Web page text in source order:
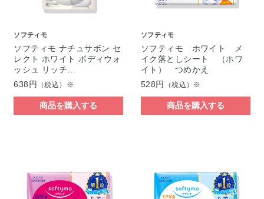
ソフティモ
ソフティモ ナチュサボン セ
レクト ホワイト ボディウォ
ッシュ リッチ…
638円
（税込）※
商品を購入する
ソフティモ
ソフティモ ホワイト メ
イク落としシート （ホワ
イト） つめかえ
528円
（税込）※
商品を購入する